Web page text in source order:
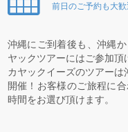
前日のご予約も大
沖縄にご到着後も、沖縄
ヤックツアーにはご参加頂
カヤックイーズのツアーは
開催！お客様のご旅程に
時間をお選び頂けます。